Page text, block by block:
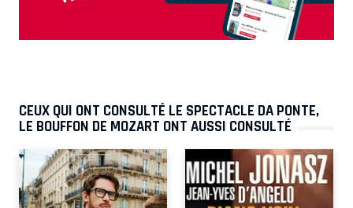
CEUX QUI ONT CONSULTÉ LE SPECTACLE DA PONTE,
LE BOUFFON DE MOZART ONT AUSSI CONSULTÉ